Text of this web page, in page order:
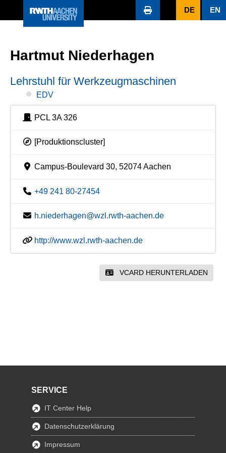
DE EN
Hartmut Niederhagen
Lehrstuhl für Werkzeugmaschinen
EDV
PCL 3A 326
[Produktionscluster]
Campus-Boulevard 30, 52074 Aachen
+49 241 80-27454
h.niederhagen@wzl.rwth-aachen.de
http://www.wzl.rwth-aachen.de
VCARD HERUNTERLADEN
SERVICE
IT Center Help
Datenschutzerklärung
Impressum